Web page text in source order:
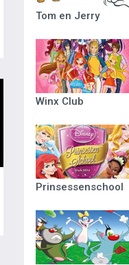
Tom en Jerry
Winx Club
Prinsessenschool